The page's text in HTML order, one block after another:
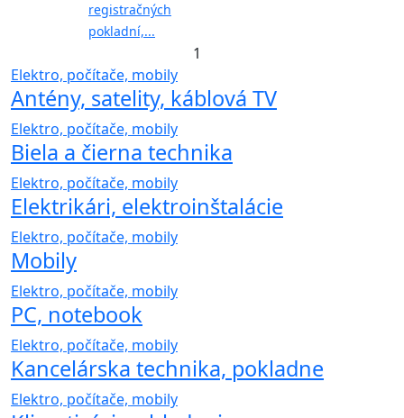
Elektro, počítače, mobily
Antény, satelity, káblová TV
Elektro, počítače, mobily
Biela a čierna technika
Elektro, počítače, mobily
Elektrikári, elektroinštalácie
Elektro, počítače, mobily
Mobily
Elektro, počítače, mobily
PC, notebook
Elektro, počítače, mobily
Kancelárska technika, pokladne
Elektro, počítače, mobily
registračných
pokladní,...
1